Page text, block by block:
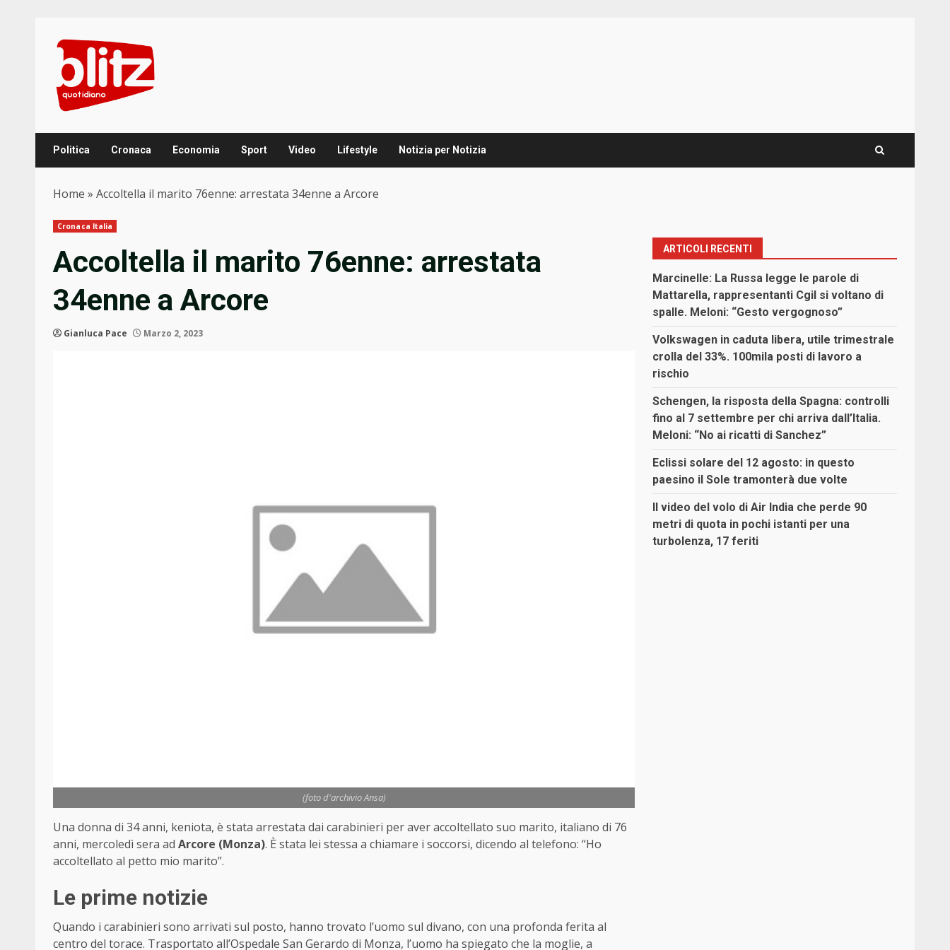
content
Politica Cronaca Economia Sport Video Lifestyle Notizia per Notizia
Home » Accoltella il marito 76enne: arrestata 34enne a Arcore
Cronaca Italia
Accoltella il marito 76enne: arrestata
34enne a Arcore
Gianluca Pace Marzo 2, 2023
(foto d'archivio Ansa)
Una donna di 34 anni, keniota, è stata arrestata dai carabinieri per aver accoltellato suo marito, italiano di 76
anni, mercoledì sera ad Arcore (Monza). È stata lei stessa a chiamare i soccorsi, dicendo al telefono: “Ho
accoltellato al petto mio marito”.
Le prime notizie
Quando i carabinieri sono arrivati sul posto, hanno trovato l’uomo sul divano, con una profonda ferita al
centro del torace. Trasportato all’Ospedale San Gerardo di Monza, l’uomo ha spiegato che la moglie, a
ARTICOLI RECENTI
Marcinelle: La Russa legge le parole di
Mattarella, rappresentanti Cgil si voltano di
spalle. Meloni: “Gesto vergognoso”
Volkswagen in caduta libera, utile trimestrale
crolla del 33%. 100mila posti di lavoro a
rischio
Schengen, la risposta della Spagna: controlli
fino al 7 settembre per chi arriva dall’Italia.
Meloni: “No ai ricatti di Sanchez”
Eclissi solare del 12 agosto: in questo
paesino il Sole tramonterà due volte
Il video del volo di Air India che perde 90
metri di quota in pochi istanti per una
turbolenza, 17 feriti